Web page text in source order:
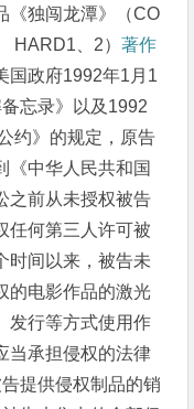
独闯龙潭》（CO
HARD1、2）著作
国政府1992年1月1
忘录》以及1992
约》的规定，原告
《中华人民共和国
之前从未授权被告
任何第三人许可被
时间以来，被告未
的电影作品的激光
发行等方式使用作
当承担侵权的法律
提供侵权制品的销